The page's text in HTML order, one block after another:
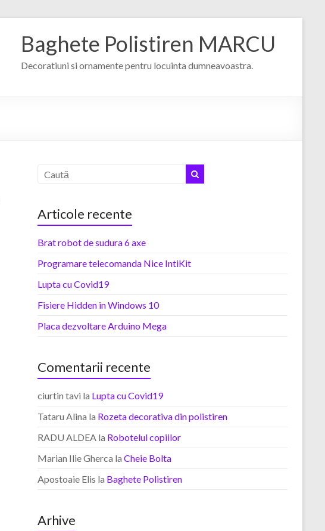
Baghete Polistiren MARCU
Decoratiuni si ornamente pentru locuinta dumneavoastra.
Articole recente
Brat robot de sudura 6 axe
Programare telecomanda Nice IntiKit
Lupta cu Covid19
Fisiere Hidden in Windows 10
Placa dezvoltare Arduino Mega
Comentarii recente
ciurtin tavi la Lupta cu Covid19
Tataru Alina la Rozeta decorativa din polistiren
RADU ALDEA la Robotelul copiilor
Marian Ilie Gherca la Cheie Bolta
Apostoaie Elis la Baghete Polistiren
Arhive